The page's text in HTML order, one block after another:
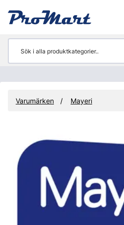
Varumärken Mayeri